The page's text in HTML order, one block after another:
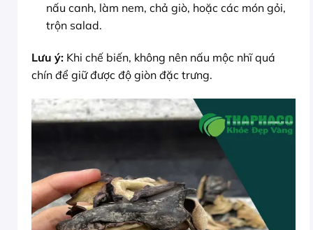
nấu canh, làm nem, chả giò, hoặc các món gỏi,
trộn salad.
Lưu ý: Khi chế biến, không nên nấu mộc nhĩ quá
chín để giữ được độ giòn đặc trưng.